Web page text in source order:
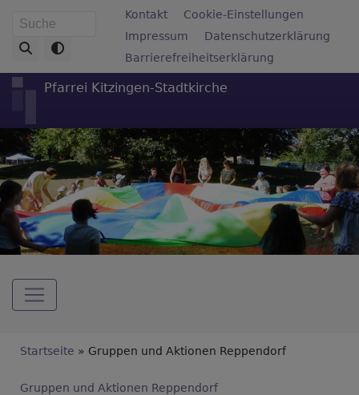
zum
Inhalt
Suche Fußbereichsmenü
Kontakt
Cookie-Einstellungen
Impressum
Datenschutzerklärung
Barrierefreiheitserklärung
Pfarrei Kitzingen-Stadtkirche
Hauptnavigation
Breadcrumb
Startseite Gruppen und Aktionen Reppendorf
Gruppen und Aktionen Reppendorf